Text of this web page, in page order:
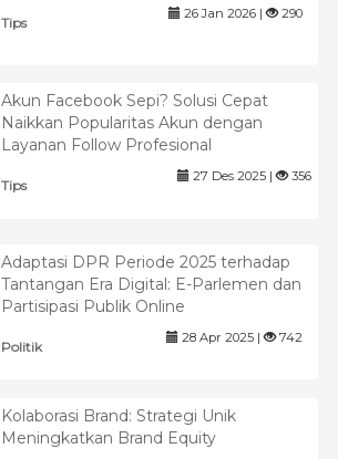
Tips
26 Jan 2026 | 290
Akun Facebook Sepi? Solusi Cepat
Naikkan Popularitas Akun dengan
Layanan Follow Profesional
Tips
27 Des 2025 | 356
Adaptasi DPR Periode 2025 terhadap
Tantangan Era Digital: E-Parlemen dan
Partisipasi Publik Online
Politik
28 Apr 2025 | 742
Kolaborasi Brand: Strategi Unik
Meningkatkan Brand Equity